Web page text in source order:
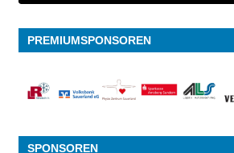
PREMIUMSPONSOREN
SPONSOREN